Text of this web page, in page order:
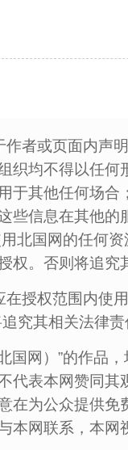
者或页面内声
织均不得以任何
于其他任何场合
些信息在其他的
北国网的任何
权。否则将追究
授权范围内使
究其相关法律
国网）”的作品
代表本网赞同其
在为公众提供免
本网联系，本网